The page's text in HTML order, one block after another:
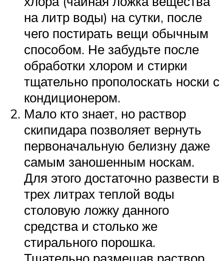
на литр воды) на сутки, после
чего постирать вещи обычным
способом. Не забудьте после
обработки хлором и стирки
тщательно прополоскать носки с
кондиционером.
Мало кто знает, но раствор
скипидара позволяет вернуть
первоначальную белизну даже
самым заношенным носкам.
Для этого достаточно развести в
трех литрах теплой воды
столовую ложку данного
средства и столько же
стирального порошка.